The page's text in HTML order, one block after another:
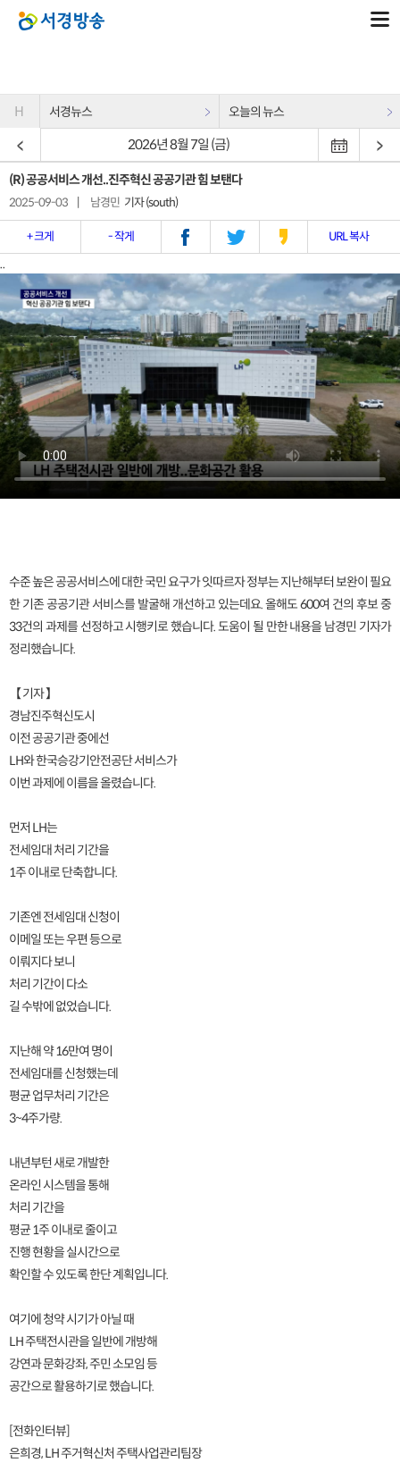
H 서경뉴스 오늘의 뉴스
2026년 8월 7일 (금)
(R) 공공서비스 개선..진주혁신 공공기관 힘 보탠다
2025-09-03 남경민 기자 (south)
+ 크게 - 작게 URL 복사
..
수준 높은 공공서비스에 대한 국민 요구가 잇따르자 정부는 지난해부터 보완이 필요
한 기존 공공기관 서비스를 발굴해 개선하고 있는데요. 올해도 600여 건의 후보 중
33건의 과제를 선정하고 시행키로 했습니다. 도움이 될 만한 내용을 남경민 기자가
정리했습니다.
【 기자 】
경남진주혁신도시
이전 공공기관 중에선
LH와 한국승강기안전공단 서비스가
이번 과제에 이름을 올렸습니다.
먼저 LH는
전세임대 처리 기간을
1주 이내로 단축합니다.
기존엔 전세임대 신청이
이메일 또는 우편 등으로
이뤄지다 보니
처리 기간이 다소
길 수밖에 없었습니다.
지난해 약 16만여 명이
전세임대를 신청했는데
평균 업무처리 기간은
3~4주가량.
내년부턴 새로 개발한
온라인 시스템을 통해
처리 기간을
평균 1주 이내로 줄이고
진행 현황을 실시간으로
확인할 수 있도록 한단 계획입니다.
여기에 청약 시기가 아닐 때
LH 주택전시관을 일반에 개방해
강연과 문화강좌, 주민 소모임 등
공간으로 활용하기로 했습니다.
[전화인터뷰]
은희경, LH 주거혁신처 주택사업관리팀장